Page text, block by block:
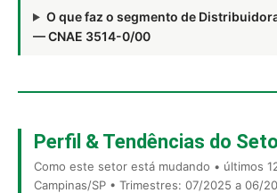
O que faz o segmento de
— CNAE 3514-0/00
Perfil & Tendências do
Como este setor está mudando • últimos
Campinas/SP • Trimestres: 07/2025 a 06/